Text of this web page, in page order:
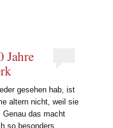
Jahre
gesehen hab, ist
altern nicht, weil sie
Genau das macht
so besonders.